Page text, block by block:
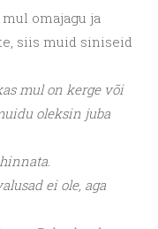
omajagu ja
siis muid siniseid
mul on kerge või
oleksin juba
ei ole, aga